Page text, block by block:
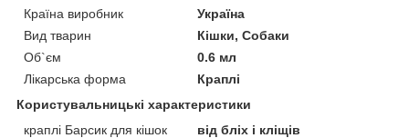
Країна виробник
Україна
Вид тварин
Кішки, Собаки
Об`єм
0.6 мл
Лікарська форма
Краплі
Користувальницькі характеристики
краплі Барсик для кішок
від бліх і кліщів